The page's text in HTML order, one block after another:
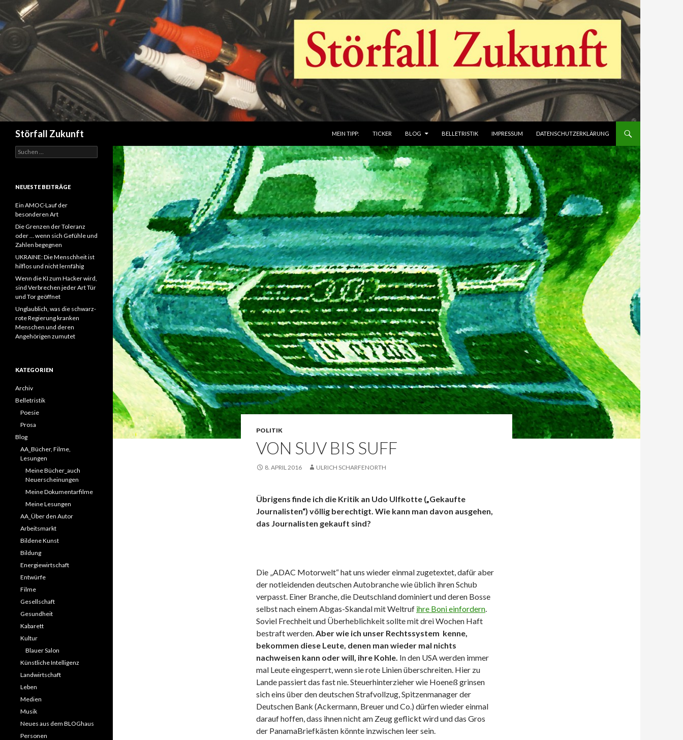
Störfall Zukunft
MEIN TIPP:
TICKER BLOG BELLETRISTIK IMPRESSUM DATENSCHUTZERKLÄRUNG
POLITIK
VON SUV BIS SUFF
8. APRIL 2016 ULRICH SCHARFENORTH
Übrigens finde ich die Kritik an Udo Ulfkotte („Gekaufte
Journalisten“) völlig berechtigt. Wie kann man davon ausgehen,
das Journalisten gekauft sind?
Die „ADAC Motorwelt“ hat uns wieder einmal zugetextet, dafür aber
der notleidenden deutschen Autobranche wie üblich ihren Schub
verpasst. Einer Branche, die Deutschland dominiert und deren Bosse
selbst nach einem Abgas-Skandal mit Weltruf ihre Boni einfordern.
Soviel Frechheit und Überheblichkeit sollte mit drei Wochen Haft
bestraft werden.Aber wie ich unser Rechtssystem kenne,
bekommen diese Leute, denen man wieder mal nichts
nachweisen kann oder will, ihre Kohle. In den USA werden immer
mal Leute eingesperrt, wenn sie rote Linien überschreiten. Hier zu
Lande passiert das fast nie. Steuerhinterzieher wie Hoeneß grinsen
sich eins über den deutschen Strafvollzug, Spitzenmanager der
Deutschen Bank (Ackermann, Breuer und Co.) dürfen wieder einmal
darauf hoffen, dass ihnen nicht am Zeug geflickt wird und das Gros
der PanamaBriefkästen könnte inzwischen leer sein.
Suchen
nach:
NEUESTE BEITRÄGE
Ein AMOC-Lauf der
besonderen Art
Die Grenzen der Toleranz
oder … wenn sich Gefühle und
Zahlen begegnen
UKRAINE: Die Menschheit ist
hilflos und nicht lernfähig
Wenn die KI zum Hacker wird,
sind Verbrechen jeder Art Tür
und Tor geöffnet
Unglaublich, was die schwarz-
rote Regierung kranken
Menschen und deren
Angehörigen zumutet
KATEGORIEN
Archiv
Belletristik
Poesie
Prosa
Blog
AA_Bücher, Filme,
Lesungen
Meine Bücher_auch
Neuerscheinungen
Meine Dokumentarfilme
Meine Lesungen
AA_Über den Autor
Arbeitsmarkt
Bildene Kunst
Bildung
Energiewirtschaft
Entwürfe
Filme
Gesellschaft
Gesundheit
Kabarett
Kultur
Blauer Salon
Künstliche Intelligenz
Landwirtschaft
Leben
Medien
Musik
Neues aus dem BLOGhaus
Personen